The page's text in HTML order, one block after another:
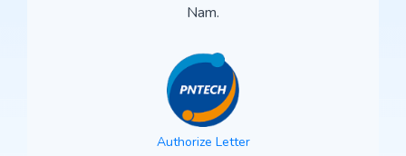
Nam.
Authorize Letter